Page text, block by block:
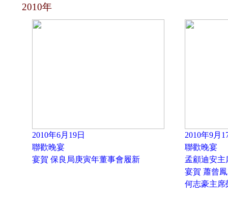
2010年
2010年6月19日
聯歡晚宴
宴賀 保良局庚寅年董事會履新
2010年9月
聯歡晚宴
孟顧迪安主
宴賀 蕭曾
何志豪主席